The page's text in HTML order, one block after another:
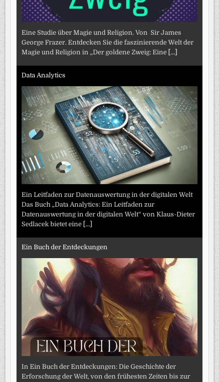
Eine Studie über Magie und Religion. Von Sir James
George Frazer. Entdecken Sie die faszinierende Welt der
Magie und Religion in „Der goldene Zweig: Eine [...]
Data Analytics
Ein Leitfaden zur Datenauswertung in der digitalen Welt
Das Buch „Data Analytics: Ein Leitfaden zur
Datenauswertung in der digitalen Welt“ von Klaus-Dieter
Sedlacek bietet eine [...]
Ein Buch der Entdeckungen
In Ein Buch der Entdeckungen: Die Geschichte der
Erforschung der Welt, von den frühesten Zeiten bis zur